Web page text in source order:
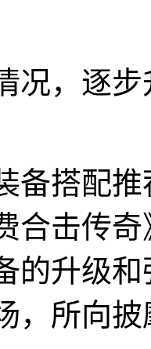
况，逐
备搭配
合击传
的升级
，所向披